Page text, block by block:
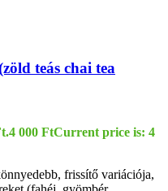
teás chai tea
4 000 FtCurrent price is: 4
frissítő variációja,